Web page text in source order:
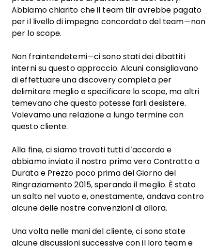
Abbiamo chiarito che il team tilr avrebbe pagato
per il livello di impegno concordato del team—non
per lo scope.
Non fraintendetemi—ci sono stati dei dibattiti
interni su questo approccio. Alcuni consigliavano
di effettuare una discovery completa per
delimitare meglio e specificare lo scope, ma altri
temevano che questo potesse farli desistere.
Volevamo una relazione a lungo termine con
questo cliente.
Alla fine, ci siamo trovati tutti d’accordo e
abbiamo inviato il nostro primo vero Contratto a
Durata e Prezzo poco prima del Giorno del
Ringraziamento 2015, sperando il meglio. È stato
un salto nel vuoto e, onestamente, andava contro
alcune delle nostre convenzioni di allora.
Una volta nelle mani del cliente, ci sono state
alcune discussioni successive con il loro team e